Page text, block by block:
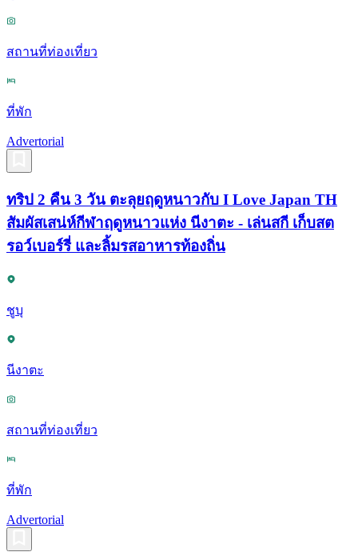
สถานที่ท่องเที่ยว
ที่พัก
Advertorial
ทริป 2 คืน 3 วัน ตะลุยฤดูหนาวกับ I Love Japan TH
สัมผัสเสน่ห์กีฬาฤดูหนาวแห่ง นีงาตะ - เล่นสกี เก็บสต
รอว์เบอร์รี่ และลิ้มรสอาหารท้องถิ่น
ชูบุ
นีงาตะ
สถานที่ท่องเที่ยว
ที่พัก
Advertorial